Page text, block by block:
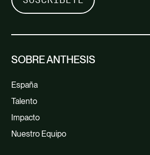
SOBRE ANTHESIS
España
Talento
Impacto
Nuestro Equipo